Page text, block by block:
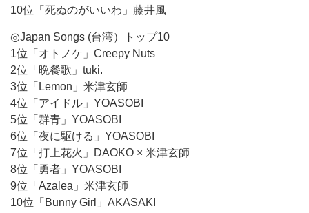
10位「死ぬのがいいわ」藤井風
◎Japan Songs (台湾）トップ10
1位「オトノケ」Creepy Nuts
2位「晩餐歌」tuki.
3位「Lemon」米津玄師
4位「アイドル」YOASOBI
5位「群青」YOASOBI
6位「夜に駆ける」YOASOBI
7位「打上花火」DAOKO × 米津玄師
8位「勇者」YOASOBI
9位「Azalea」米津玄師
10位「Bunny Girl」AKASAKI